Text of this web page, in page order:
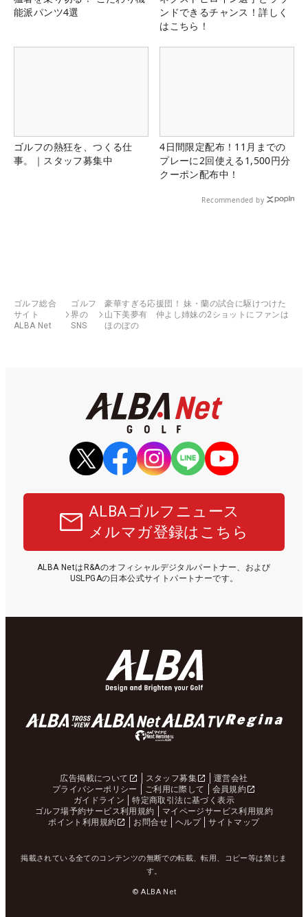
能派パンツ4選
ンドできるチャンス！詳しく
はこちら！
ゴルフの熱狂を、つくる仕
事。｜スタッフ募集中
4日間限定配布！11月までの
プレーに2回使える1,500円分
クーポン配布中！
Recommended by
ゴルフ総合
サイト
ALBA Net
ゴルフ
界の
SNS
豪華すぎる応援団！ 妹・蘭の試合に駆けつけた
山下美夢有 仲よし姉妹の2ショットにファンは
ほのぼの
ALBAゴルフニュース
メルマガ登録はこちら
ALBA NetはR&Aのオフィシャルデジタルパートナー、および
USLPGAの日本公式サイトパートナーです。
広告掲載について スタッフ募集
運営会社
プライバシーポリシー
ご利用に際して
会員規約
ガイドライン
特定商取引法に基づく表示
ゴルフ場予約サービス利用規約
マイページサービス利用規約
ポイント利用規約
お問合せ ヘルプ サイトマップ
掲載されている全てのコンテンツの無断での転載、転用、コピー等は禁じま
す。
© ALBA Net